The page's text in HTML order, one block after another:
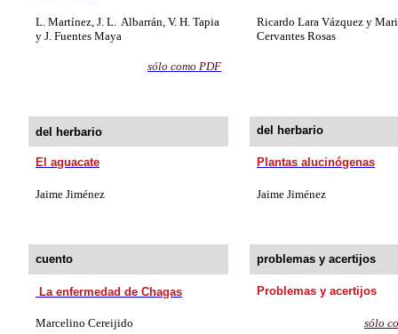
L. Martínez, J. L. Albarrán, V. H. Tapia
y J. Fuentes Maya
Ricardo Lara Vázquez y
Cervantes Rosas
sólo como PDF
del herbario del herbario
El aguacate Plantas alucinógenas
Jaime Jiménez Jaime Jiménez
cuento problemas y acertijos
La enfermedad de Chagas Problemas y acertijos
Marcelino Cereijido sólo